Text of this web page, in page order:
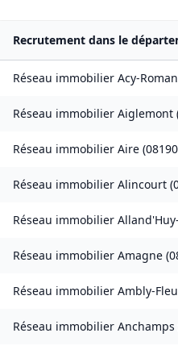
Recrutement dans le
Réseau immobilier Acy-
Réseau immobilier Aiglemont
Réseau immobilier Aire (08190
Réseau immobilier Alincourt (
Réseau immobilier
Réseau immobilier Amagne (
Réseau immobilier Ambly-
Réseau immobilier Anchamps